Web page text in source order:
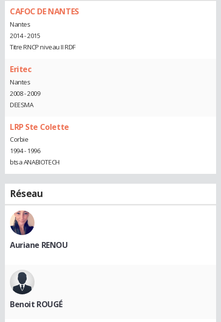
CAFOC DE NANTES
Nantes
2014 - 2015
Titre RNCP niveau II RDF
Eritec
Nantes
2008 - 2009
DEESMA
LRP Ste Colette
Corbie
1994 - 1996
btsa ANABIOTECH
Réseau
Auriane RENOU
Benoit ROUGÉ